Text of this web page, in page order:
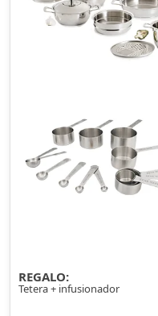
REGALO:
Tetera + infusionador